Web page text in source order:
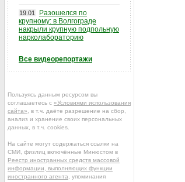
19.01
Разошелся по
крупному: в Волгограде
накрыли крупную подпольную
нарколабораторию
Все видеорепортажи
Пользуясь данным ресурсом вы
соглашаетесь с «Условиями использования
сайта» , в т.ч. даёте разрешение на сбор,
анализ и хранение своих персональных
данных, в т.ч. cookies.
На сайте могут содержаться ссылки на
СМИ, физлиц включённые Минюстом в
Реестр иностранных средств массовой
информации, выполняющих функции
иностранного агента , упоминания